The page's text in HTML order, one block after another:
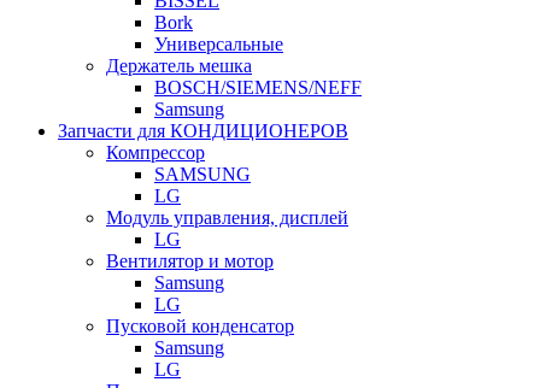
Bork
Универсальные
Держатель мешка
BOSCH/SIEMENS/NEFF
Samsung
Запчасти для КОНДИЦИОНЕРОВ
Компрессор
SAMSUNG
LG
Модуль управления, дисплей
LG
Вентилятор и мотор
Samsung
LG
Пусковой конденсатор
Samsung
LG